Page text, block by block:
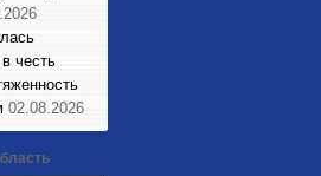
честь
02.08.2026